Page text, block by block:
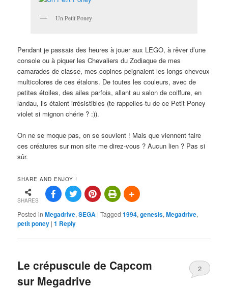
Un Petit Poney
Pendant je passais des heures à jouer aux LEGO, à rêver d’une
console ou à piquer les Chevaliers du Zodiaque de mes
camarades de classe, mes copines peignaient les longs cheveux
multicolores de ces étalons. De toutes les couleurs, avec de
petites étoiles, des ailes parfois, allant au salon de coiffure, en
landau, ils étaient irrésistibles (te rappelles-tu de ce Petit Poney
violet si mignon chérie ? :)).
On ne se moque pas, on se souvient ! Mais que viennent faire
ces créatures sur mon site me direz-vous ? Aucun lien ? Pas si
sûr.
SHARE AND ENJOY !
SHARES
Posted in Megadrive,SEGA |Tagged 1994,genesis,Megadrive,
petit poney |1 Reply
Le crépuscule de Capcom
sur Megadrive
2